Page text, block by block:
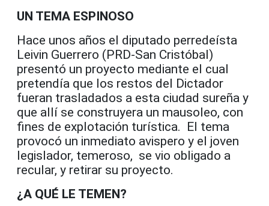
UN TEMA ESPINOSO
Hace unos años el diputado perredeísta
Leivin Guerrero (PRD-San Cristóbal)
presentó un proyecto mediante el cual
pretendía que los restos del Dictador
fueran trasladados a esta ciudad sureña y
que allí se construyera un mausoleo, con
fines de explotación turística. El tema
provocó un inmediato avispero y el joven
legislador, temeroso, se vio obligado a
recular, y retirar su proyecto.
¿A QUÉ LE TEMEN?